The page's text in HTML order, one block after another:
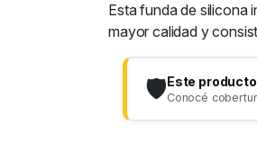
Esta funda de silicona
mayor calidad y
🛡️Este
Conocé